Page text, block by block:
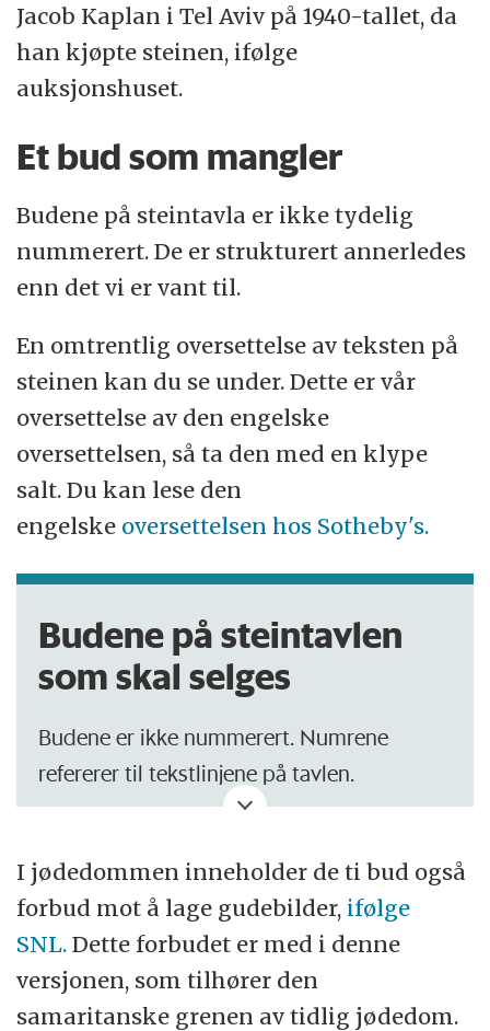
Jacob Kaplan i Tel Aviv på 1940-tallet, da
han kjøpte steinen, ifølge
auksjonshuset.
Et bud som mangler
Budene på steintavla er ikke tydelig
nummerert. De er strukturert annerledes
enn det vi er vant til.
En omtrentlig oversettelse av teksten på
steinen kan du se under. Dette er vår
oversettelse av den engelske
oversettelsen, så ta den med en klype
salt. Du kan lese den
engelske oversettelsen hos Sotheby's.
Budene på steintavlen
som skal selges
Budene er ikke nummerert. Numrene
refererer til tekstlinjene på tavlen.
Jeg vil kalle deg for å huske for gode
gjerninger for alltid
Gud talte
alle disse ordene
I jødedommen inneholder de ti bud også
forbud mot å lage gudebilder, ifølge
SNL.Dette forbudet er med i denne
versjonen, som tilhører den
samaritanske grenen av tidlig jødedom.